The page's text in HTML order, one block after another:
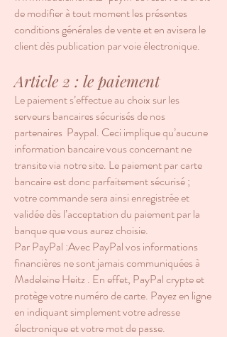
de modifier à tout moment les présentes
conditions générales de vente et en avisera le
client dès publication par voie électronique.
Article 2 : le paiement
Le paiement s’effectue au choix sur les
serveurs bancaires sécurisés de nos
partenaires Paypal. Ceci implique qu’aucune
information bancaire vous concernant ne
transite via notre site. Le paiement par carte
bancaire est donc parfaitement sécurisé ;
votre commande sera ainsi enregistrée et
validée dès l’acceptation du paiement par la
banque que vous aurez choisie.
Par PayPal :Avec PayPal vos informations
financières ne sont jamais communiquées à
Madeleine Heitz . En effet, PayPal crypte et
protège votre numéro de carte. Payez en ligne
en indiquant simplement votre adresse
électronique et votre mot de passe.